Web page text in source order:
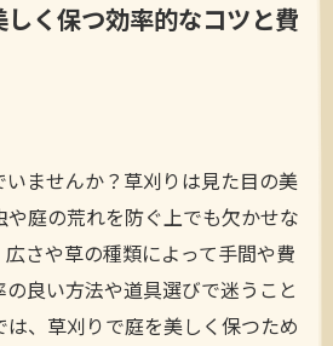
く保つ効率的なコツと費
ませんか？草刈りは見た目の美
や庭の荒れを防ぐ上でも欠かせな
さや草の種類によって手間や費
良い方法や道具選びで迷うこと
、草刈りで庭を美しく保つため